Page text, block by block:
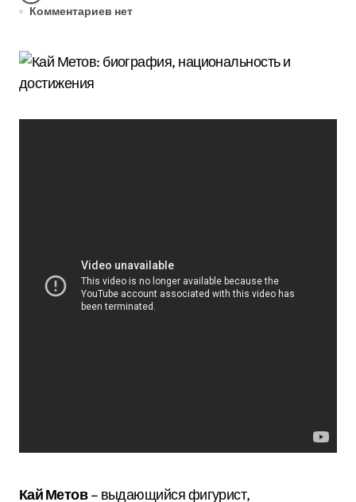
Комментариев нет
Кай Метов– выдающийся фигурист,